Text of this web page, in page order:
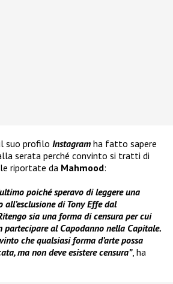
suo profilo Instagram ha fatto sapere
serata perché convinto si tratti di
riportate da Mahmood:
poiché speravo di leggere una
di Tony Effe dal
sia una forma di censura per cui
partecipare al Capodanno nella Capitale.
che qualsiasi forma d’arte possa
ma non deve esistere censura”, ha